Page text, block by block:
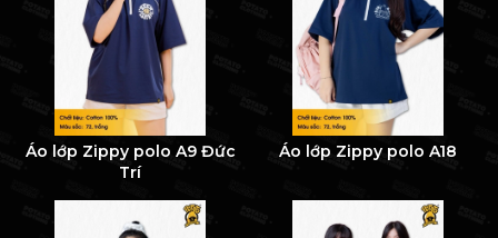
Áo lớp Zippy polo A9 Đức
Trí
Áo lớp Zippy polo A18